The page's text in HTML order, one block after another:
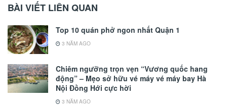
BÀI VIẾT LIÊN QUAN
Top 10 quán phở ngon nhất Quận 1
3 NĂM AGO
Chiêm ngưỡng trọn vẹn “Vương quốc hang
động” – Mẹo sở hữu vé máy vé máy bay Hà
Nội Đồng Hới cực hời
3 NĂM AGO